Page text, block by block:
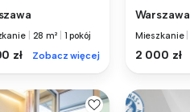
28 m² 1 pokój
zł Zobacz więcej
Warszawa
Mieszkanie
2 000 zł